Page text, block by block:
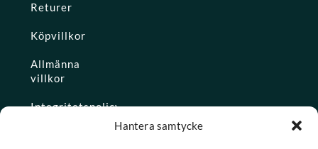
Hantera samtycke
Returer
Köpvillkor
Allmänna
villkor
Integritetspolicy